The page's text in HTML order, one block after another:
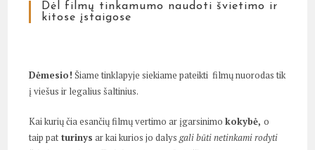
Dėl filmų tinkamumo naudoti švietimo ir
kitose įstaigose
Dėmesio! Šiame tinklapyje siekiame pateikti filmų nuorodas tik
į viešus ir legalius šaltinius.
Kai kurių čia esančių filmų vertimo ar įgarsinimokokybė,o
taip pat turinys ar kai kurios jo dalysgali būti netinkami rodyti